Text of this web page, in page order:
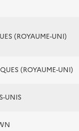
(ROYAUME-UNI)
(ROYAUME-UNI)
UNIS